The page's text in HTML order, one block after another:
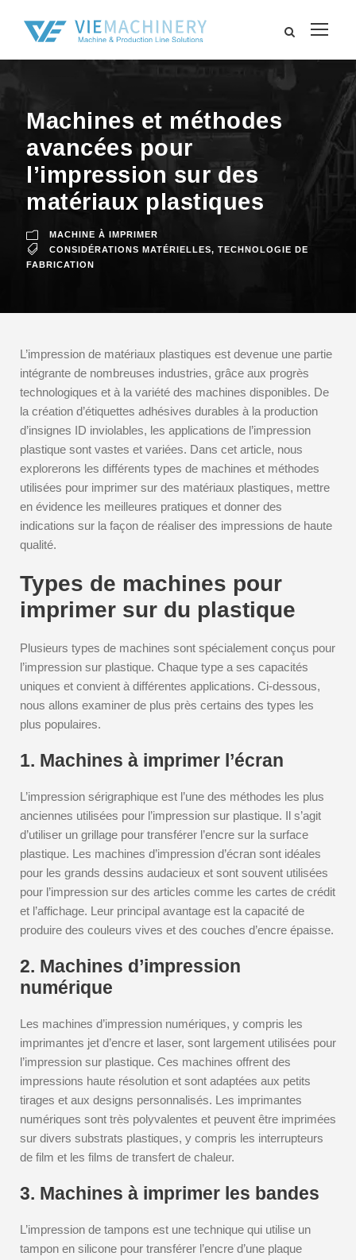
Machines et méthodes
avancées pour
l’impression sur des
matériaux plastiques
MACHINE À IMPRIMER
CONSIDÉRATIONS MATÉRIELLES, TECHNOLOGIE DE
FABRICATION
L’impression de matériaux plastiques est devenue une partie
intégrante de nombreuses industries, grâce aux progrès
technologiques et à la variété des machines disponibles. De
la création d’étiquettes adhésives durables à la production
d’insignes ID inviolables, les applications de l’impression
plastique sont vastes et variées. Dans cet article, nous
explorerons les différents types de machines et méthodes
utilisées pour imprimer sur des matériaux plastiques, mettre
en évidence les meilleures pratiques et donner des
indications sur la façon de réaliser des impressions de haute
qualité.
Types de machines pour
imprimer sur du plastique
Plusieurs types de machines sont spécialement conçus pour
l’impression sur plastique. Chaque type a ses capacités
uniques et convient à différentes applications. Ci-dessous,
nous allons examiner de plus près certains des types les
plus populaires.
1. Machines à imprimer l’écran
L’impression sérigraphique est l’une des méthodes les plus
anciennes utilisées pour l’impression sur plastique. Il s’agit
d’utiliser un grillage pour transférer l’encre sur la surface
plastique. Les machines d’impression d’écran sont idéales
pour les grands dessins audacieux et sont souvent utilisées
pour l’impression sur des articles comme les cartes de crédit
et l’affichage. Leur principal avantage est la capacité de
produire des couleurs vives et des couches d’encre épaisse.
2. Machines d’impression
numérique
Les machines d’impression numériques, y compris les
imprimantes jet d’encre et laser, sont largement utilisées pour
l’impression sur plastique. Ces machines offrent des
impressions haute résolution et sont adaptées aux petits
tirages et aux designs personnalisés. Les imprimantes
numériques sont très polyvalentes et peuvent être imprimées
sur divers substrats plastiques, y compris les interrupteurs
de film et les films de transfert de chaleur.
3. Machines à imprimer les bandes
L’impression de tampons est une technique qui utilise un
tampon en silicone pour transférer l’encre d’une plaque